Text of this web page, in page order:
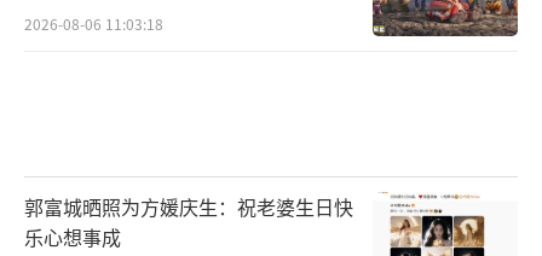
2026-08-06 11:03:18
郭富城晒照为方媛庆生：祝老婆生日快
乐心想事成